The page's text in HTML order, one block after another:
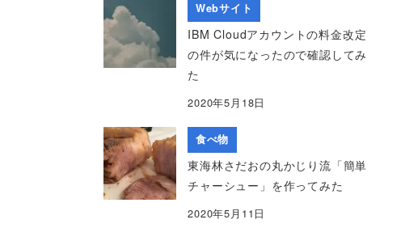
Webサイト
IBM Cloudアカウントの料金改定
の件が気になったので確認してみ
た
2020年5月18日
食べ物
東海林さだおの丸かじり流「簡単
チャーシュー」を作ってみた
2020年5月11日